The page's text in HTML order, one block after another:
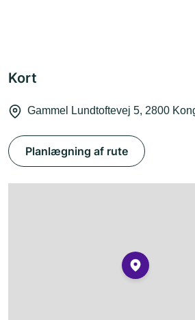
Kort
Gammel Lundtoftevej 5, 2800
Planlægning af rute